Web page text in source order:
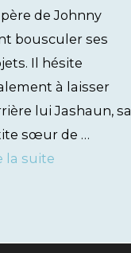
de Johnny
bousculer ses
Il hésite
à laisser
lui Jashaun, sa
sœur de …
la suite